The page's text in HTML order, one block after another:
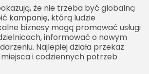
że nie trzeba być globalną
kampanię, którą ludzie
biznesy mogą promować usługi
informować o nowym
Najlepiej działa przekaz
i codziennych potrzeb